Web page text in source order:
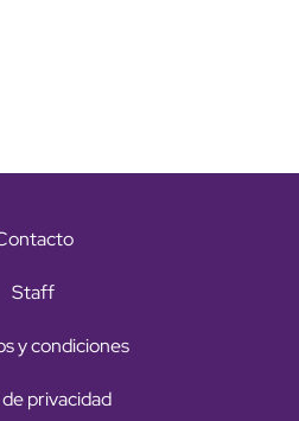
Staff
y condiciones
privacidad